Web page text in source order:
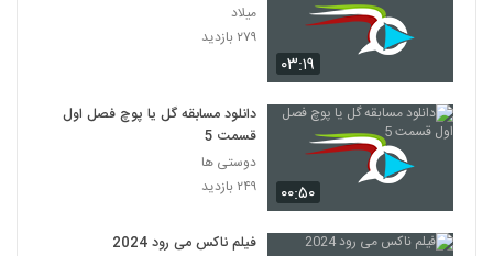
۰۳:۱۹
میلاد
۲۷۹ بازدید
۰۰:۵۰
دانلود مسابقه گل یا پوچ فصل اول
قسمت 5
دوستی ها
۲۴۹ بازدید
فیلم ناکس می رود 2024